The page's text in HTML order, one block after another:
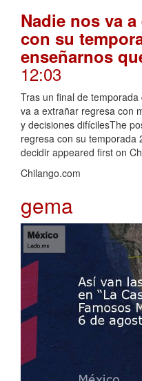
Nadie nos va
con su
enseñarnos
12:03
Tras un final de
va a extrañar regresa con
y decisiones difícilesThe
regresa con su temporada
decidir appeared first on
Chilango.com
gema